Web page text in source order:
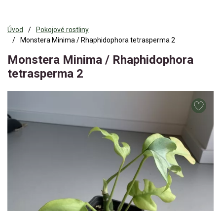
Úvod
Pokojové rostliny
Monstera Minima / Rhaphidophora tetrasperma 2
Monstera Minima / Rhaphidophora
tetrasperma 2